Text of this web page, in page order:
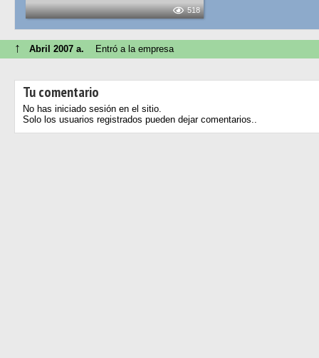
518
↑ Abril 2007 a. Entró a la empresa
Tu comentario
No has iniciado sesión en el sitio.
Solo los usuarios registrados pueden dejar comentarios..